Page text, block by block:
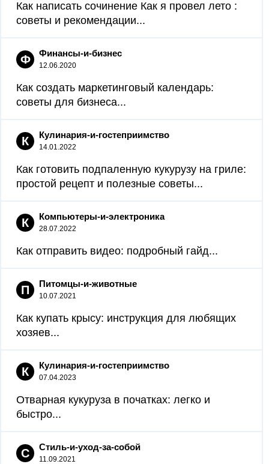
Как написать сочинение Как я провел лето :
советы и рекомендации...
Ф Финансы-и-бизнес
12.06.2020
Как создать маркетинговый календарь:
советы для бизнеса...
К Кулинария-и-гостеприимство
14.01.2022
Как готовить подпаленную кукурузу на гриле:
простой рецепт и полезные советы...
К Компьютеры-и-электроника
28.07.2022
Как отправить видео: подробный гайд...
П Питомцы-и-животные
10.07.2021
Как купать крысу: инструкция для любящих
хозяев...
К Кулинария-и-гостеприимство
07.04.2023
Отварная кукуруза в початках: легко и
быстро...
С Стиль-и-уход-за-собой
11.09.2021